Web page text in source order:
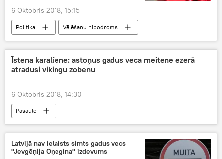
6 Oktobris 2018, 15:15
Politika Vēlēšanu hipodroms
Īstena karaliene: astoņus gadus veca meitene ezerā
atradusi vikingu zobenu
6 Oktobris 2018, 14:30
Pasaulē
Latvijā nav ielaists simts gadus vecs
"Jevgēņija Oņegina" izdevums